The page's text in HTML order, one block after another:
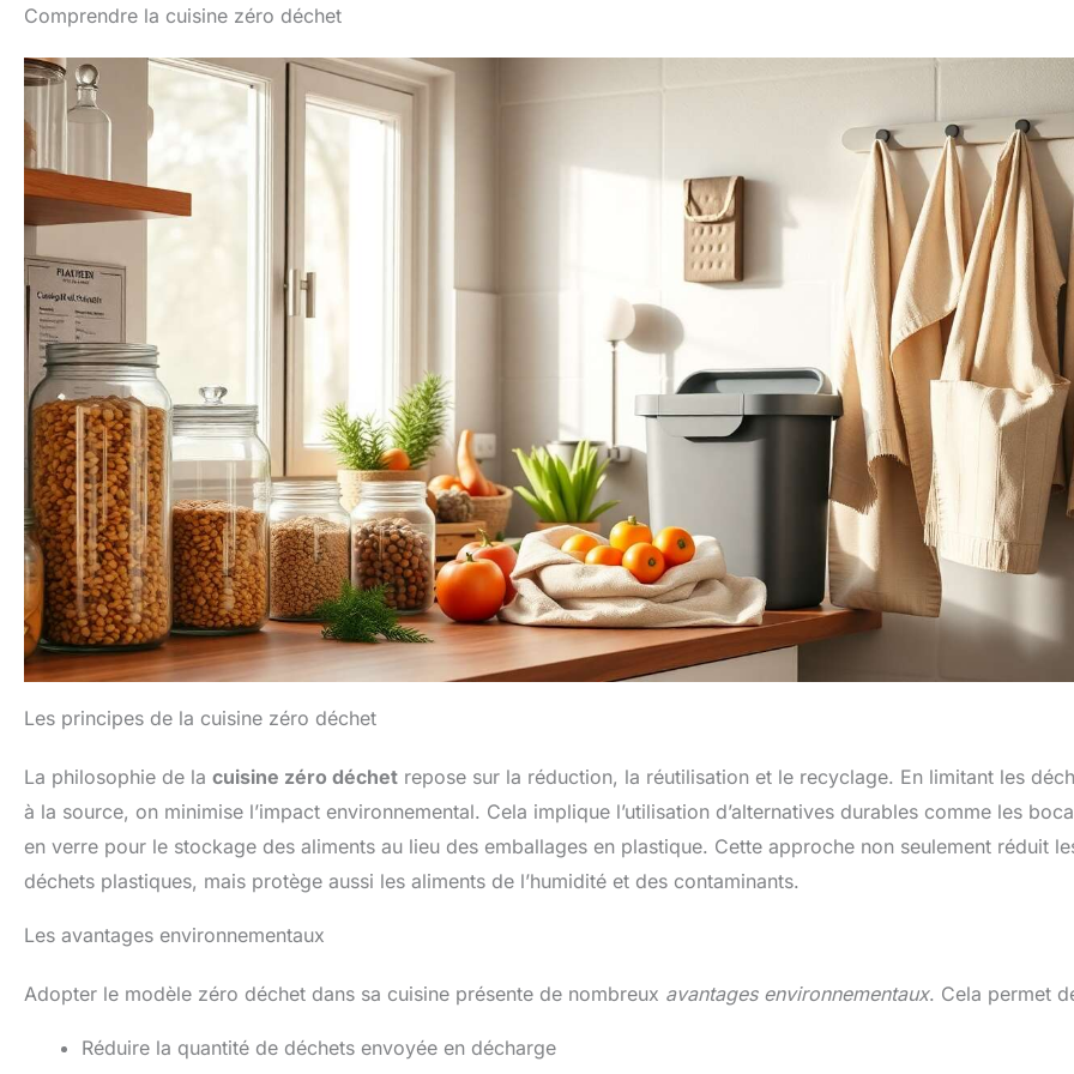
Comprendre la cuisine zéro déchet
Les principes de la cuisine zéro déchet
La philosophie de la cuisine zéro déchet repose sur la réduction, la réutilisation et le recyclage. En limitant les
à la source, on minimise l’impact environnemental. Cela implique l’utilisation d’alternatives durables comme les
en verre pour le stockage des aliments au lieu des emballages en plastique. Cette approche non seulement réduit
déchets plastiques, mais protège aussi les aliments de l’humidité et des contaminants.
Les avantages environnementaux
Adopter le modèle zéro déchet dans sa cuisine présente de nombreux avantages environnementaux. Cela permet
Réduire la quantité de déchets envoyée en décharge